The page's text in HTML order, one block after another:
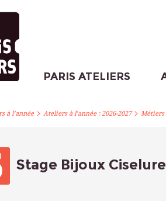
PARIS ATELIERS
à l’année> Ateliers à l’année : 2026-2027> Métiers
Stage Bijoux